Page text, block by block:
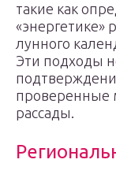
такие как
«энергетике»
лунного
Эти подходы
проверенные
рассады.